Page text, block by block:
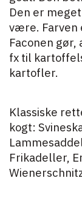
Den er
være. Farven
Faconen
fx til
kartofler.
Klassiske
kogt:
Frikadeller,